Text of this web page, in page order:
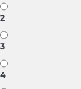
2
3
4